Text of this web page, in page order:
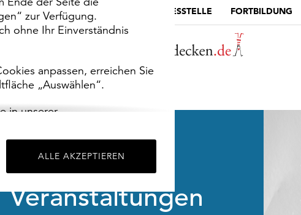
zur Verfügung.
ohne Ihr Einverständnis
anpassen, erreichen Sie
„Auswählen“.
in unserer
ALLE AKZEPTIEREN
MUSEUMSPORTAL DIE LANDESSTELLE FORTBILDUNG
Veranstaltungen